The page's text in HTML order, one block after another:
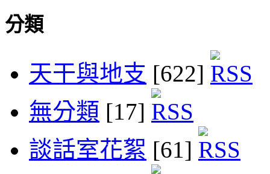
分類
天干與地支 [622]
無分類 [17]
談話室花絮 [61]